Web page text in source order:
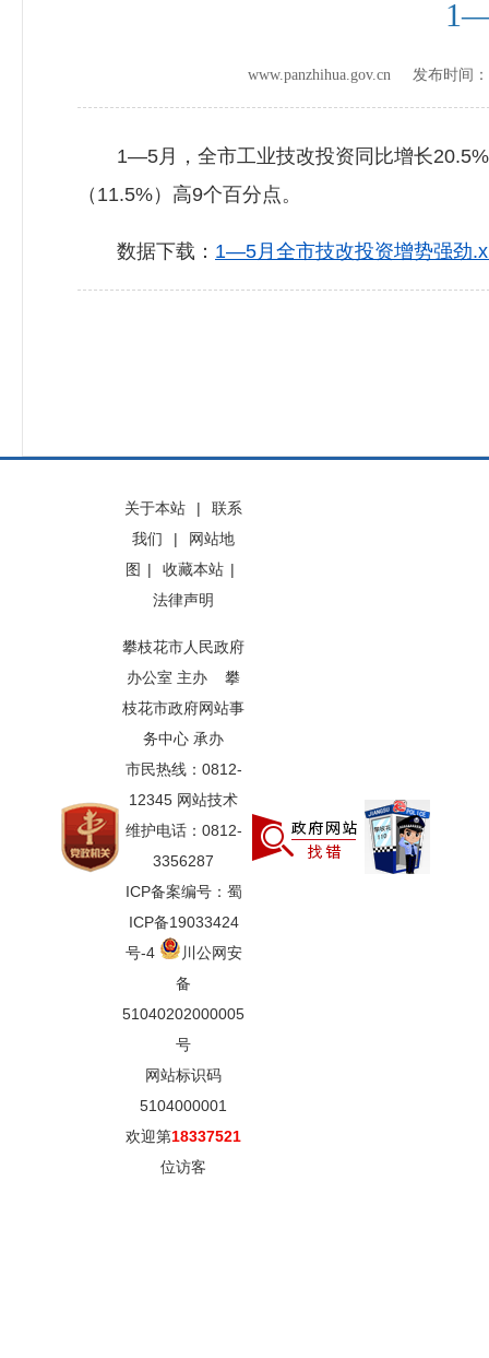
www.panzhihua.gov.cn 发布时间：
1—5月，全市工业技改投资同比增长20.5%
（11.5%）高9个百分点。
数据下载： 1—5月全市技改投资增势强劲
关于本站 |
联系
我们
|
网站地
图 | 收藏本站 |
法律声明
攀枝花市人民政府
办公室 主办 攀
枝花市政府网站事
务中心 承办
市民热线：0812-
12345 网站技术
维护电话：0812-
3356287
ICP备案编号：蜀
ICP备19033424
号-4
川公网安
备
51040202000005
号
网站标识码
5104000001
欢迎第18337521
位访客